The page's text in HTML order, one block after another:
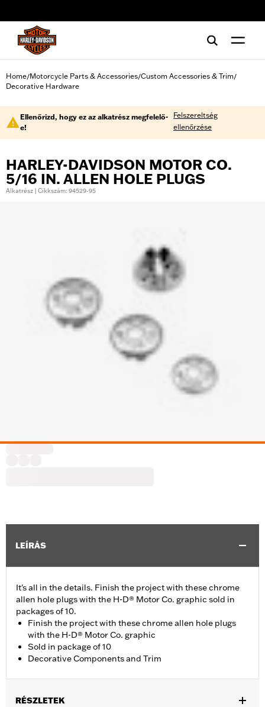
Home/Motorcycle Parts & Accessories/Custom Accessories & Trim/
Decorative Hardware
Ellenőrizd, hogy ez az alkatrész megfelelő-
e!
Felszereltség
ellenőrzése
HARLEY-DAVIDSON MOTOR CO.
5/16 IN. ALLEN HOLE PLUGS
Alkatrész | Cikkszám: 94529-95
LEÍRÁS
It's all in the details. Finish the project with these chrome
allen hole plugs with the H-D® Motor Co. graphic sold in
packages of 10.
Finish the project with these chrome allen hole plugs
with the H-D® Motor Co. graphic
Sold in package of 10
Decorative Components and Trim
RÉSZLETEK